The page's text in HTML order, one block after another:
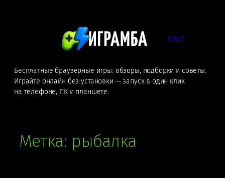
Блог
Бесплатные браузерные игры: обзоры, подборки и советы.
Играйте онлайн без установки — запуск в один клик
на телефоне, ПК и планшете.
Метка: рыбалка